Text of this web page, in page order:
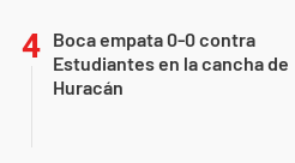
Boca empata 0-0 contra
Estudiantes en la cancha de
Huracán